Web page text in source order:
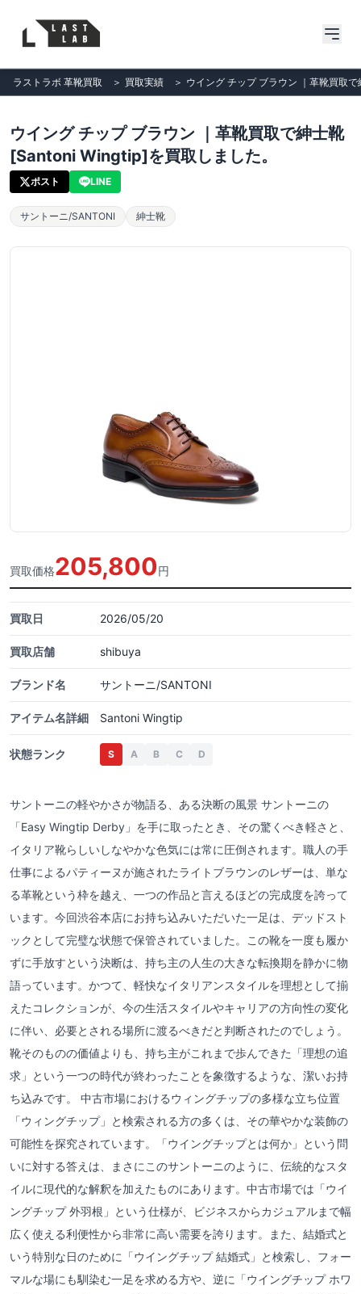
ラストラボ 革靴買取 ＞ 買取実績 ＞ ウイング チップ ブラウン ｜革靴買取
ウイング チップ ブラウン ｜革靴買取で紳士靴
[Santoni Wingtip]を買取しました。
ポスト LINE
サントーニ/SANTONI 紳士靴
買取価格205,800円
買取日 2026/05/20
買取店舗 shibuya
ブランド名 サントーニ/SANTONI
アイテム名詳細 Santoni Wingtip
状態ランク S A B C D
サントーニの軽やかさが物語る、ある決断の風景 サントーニの
「Easy Wingtip Derby」を手に取ったとき、その驚くべき軽さと、
イタリア靴らしいしなやかな色気には常に圧倒されます。職人の手
仕事によるパティーヌが施されたライトブラウンのレザーは、単な
る革靴という枠を越え、一つの作品と言えるほどの完成度を誇って
います。今回渋谷本店にお持ち込みいただいた一足は、デッドスト
ックとして完璧な状態で保管されていました。この靴を一度も履か
ずに手放すという決断は、持ち主の人生の大きな転換期を静かに物
語っています。かつて、軽快なイタリアンスタイルを理想として揃
えたコレクションが、今の生活スタイルやキャリアの方向性の変化
に伴い、必要とされる場所に渡るべきだと判断されたのでしょう。
靴そのものの価値よりも、持ち主がこれまで歩んできた「理想の追
求」という一つの時代が終わったことを象徴するような、潔いお持
ち込みです。 中古市場におけるウィングチップの多様な立ち位置
「ウィングチップ」と検索される方の多くは、その華やかな装飾の
可能性を探究されています。「ウイングチップとは何か」という問
いに対する答えは、まさにこのサントーニのように、伝統的なスタ
イルに現代的な解釈を加えたものにあります。中古市場では「ウイ
ングチップ 外羽根」という仕様が、ビジネスからカジュアルまで幅
広く使える利便性から非常に高い需要を誇ります。また、結婚式と
いう特別な日のために「ウイングチップ 結婚式」と検索し、フォー
マルな場にも馴染む一足を求める方や、逆に「ウイングチップ ホワ